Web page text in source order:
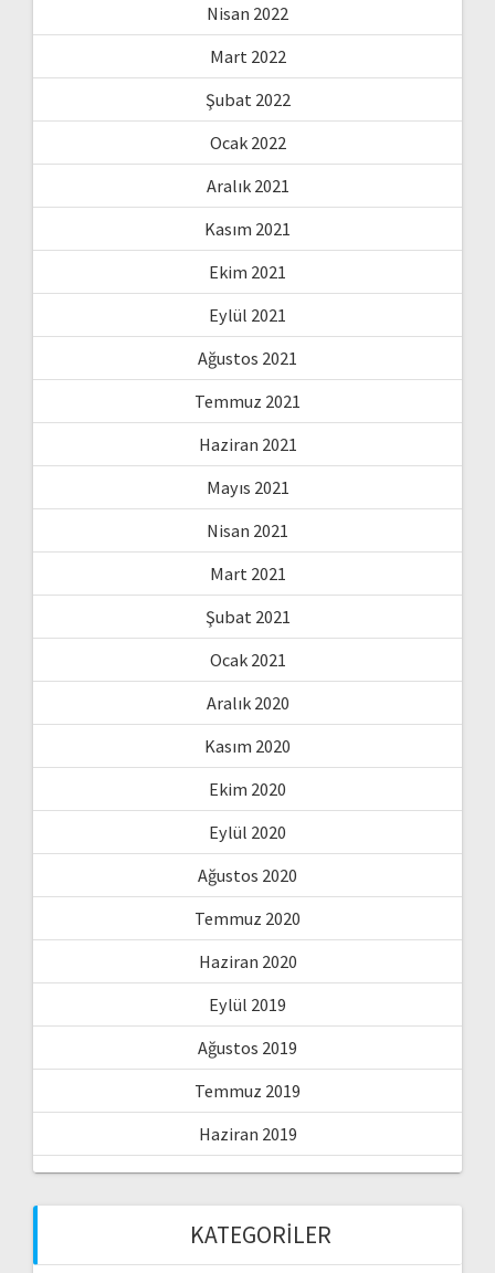
Nisan 2022
Mart 2022
Şubat 2022
Ocak 2022
Aralık 2021
Kasım 2021
Ekim 2021
Eylül 2021
Ağustos 2021
Temmuz 2021
Haziran 2021
Mayıs 2021
Nisan 2021
Mart 2021
Şubat 2021
Ocak 2021
Aralık 2020
Kasım 2020
Ekim 2020
Eylül 2020
Ağustos 2020
Temmuz 2020
Haziran 2020
Eylül 2019
Ağustos 2019
Temmuz 2019
Haziran 2019
KATEGORILER